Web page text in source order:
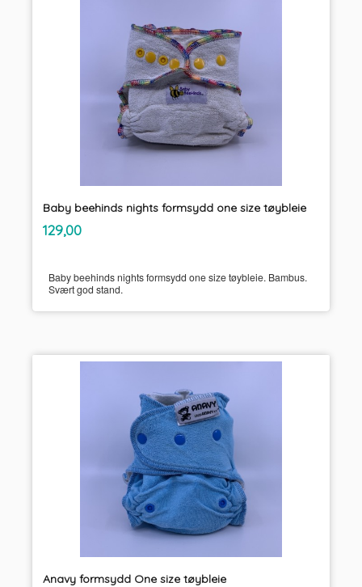
Baby beehinds nights formsydd one size tøybleie
Pris
129,00mva.
Baby beehinds nights formsydd one size tøybleie. Bambus.
Svært god stand.
Anavy formsydd One size tøybleie